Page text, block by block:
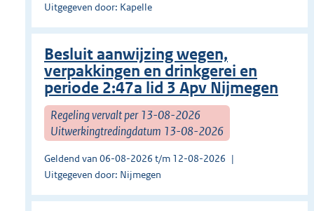
Uitgegeven door: Kapelle
Besluit aanwijzing wegen,
verpakkingen en drinkgerei en
periode 2:47a lid 3 Apv Nijmegen
Regeling vervalt per 13-08-2026
Uitwerkingtredingdatum 13-08-2026
Geldend van 06-08-2026 t/m 12-08-2026
Uitgegeven door: Nijmegen